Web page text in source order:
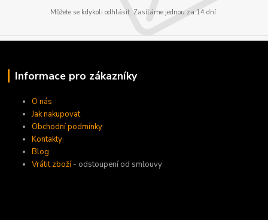
Můžete se kdykoli odhlásit. Zasíláme jednou za 14 dní.
Informace pro zákazníky
O nás
Jak nakupovat
Obchodní podmínky
Kontakty
Blog
Vrátit zboží - odstoupení od smlouvy